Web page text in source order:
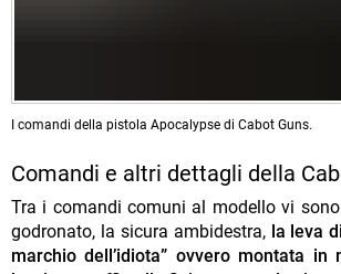
I comandi della pistola Apocalypse di Cabot Guns.
Comandi e altri dettagli della
Tra i comandi comuni al modello vi
godronato, la sicura ambidestra, la leva
marchio dell’idiota” ovvero montata in